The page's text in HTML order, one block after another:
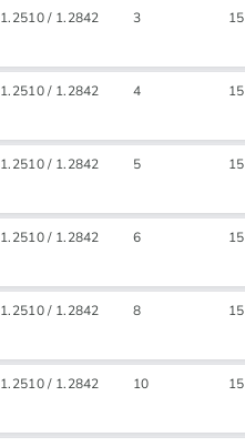
1.2510 / 1.2842 3 15
1.2510 / 1.2842 4 15
1.2510 / 1.2842 5 15
1.2510 / 1.2842 6 15
1.2510 / 1.2842 8 15
1.2510 / 1.2842 10 15